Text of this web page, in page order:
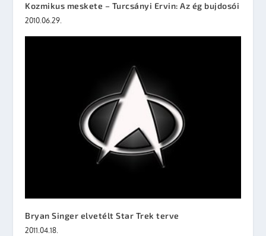
Kozmikus meskete – Turcsányi Ervin: Az ég bujdosói
2010.06.29.
Bryan Singer elvetélt Star Trek terve
2011.04.18.